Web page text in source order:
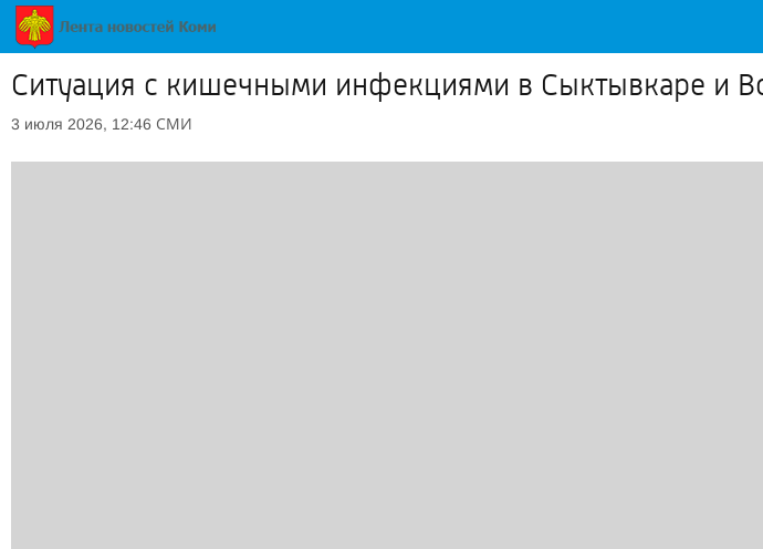
Ситуация с кишечными инфекциями в Сыктывкаре и
3 июля 2026, 12:46 СМИ